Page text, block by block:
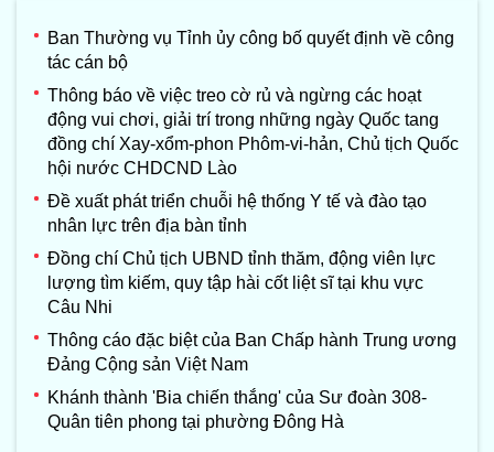
Ban Thường vụ Tỉnh ủy công bố quyết định về công
tác cán bộ
Thông báo về việc treo cờ rủ và ngừng các hoạt
động vui chơi, giải trí trong những ngày Quốc tang
đồng chí Xay-xổm-phon Phôm-vi-hản, Chủ tịch Quốc
hội nước CHDCND Lào
Đề xuất phát triển chuỗi hệ thống Y tế và đào tạo
nhân lực trên địa bàn tỉnh
Đồng chí Chủ tịch UBND tỉnh thăm, động viên lực
lượng tìm kiếm, quy tập hài cốt liệt sĩ tại khu vực
Câu Nhi
Thông cáo đặc biệt của Ban Chấp hành Trung ương
Đảng Cộng sản Việt Nam
Khánh thành 'Bia chiến thắng' của Sư đoàn 308-
Quân tiên phong tại phường Đông Hà